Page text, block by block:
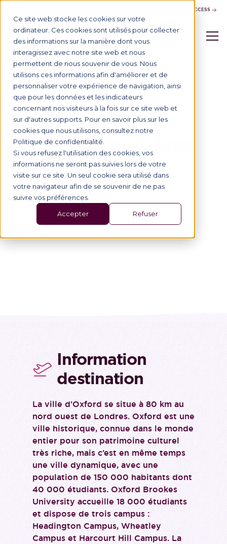
Ce site web stocke les cookies sur votre
ordinateur. Ces cookies sont utilisés pour collecter
des informations sur la manière dont vous
interagissez avec notre site web et nous
permettent de nous souvenir de vous. Nous
utilisons ces informations afin d'améliorer et de
personnaliser votre expérience de navigation, ainsi
que pour les données et les indicateurs
concernant nos visiteurs à la fois sur ce site web et
sur d'autres supports. Pour en savoir plus sur les
cookies que nous utilisons, consultez notre
Politique de confidentialité.
Si vous refusez l'utilisation des cookies, vos
informations ne seront pas suivies lors de votre
visite sur ce site. Un seul cookie sera utilisé dans
votre navigateur afin de se souvenir de ne pas
suivre vos préférences.
Accepter Refuser
BUSINESS ACCESS
Tous nos partenaires
NOS UNIVERSITÉS PARTENAIRES
OXFORD BROOKES
UNIVERSITY
Information
destination
La ville d’Oxford se situe à 80 km au
nord ouest de Londres. Oxford est une
ville historique, connue dans le monde
entier pour son patrimoine culturel
très riche, mais c’est en même temps
une ville dynamique, avec une
population de 150 000 habitants dont
40 000 étudiants. Oxford Brookes
University accueille 18 000 étudiants
et dispose de trois campus :
Headington Campus, Wheatley
Campus et Harcourt Hill Campus. La